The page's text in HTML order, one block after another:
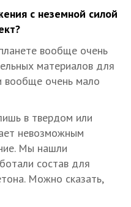
с неземной силой
вообще очень
материалов для
вообще очень мало
в твердом или
невозможным
Мы нашли
состав для
Можно сказать,